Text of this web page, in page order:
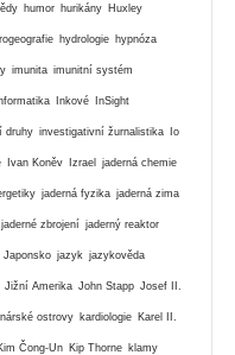
humor hurikány Huxley
hydrologie hypnóza
imunita imunitní systém
Inkové InSight
druhy investigativní žurnalistika Io
Ivan Koněv Izrael jaderná chemie
jaderná fyzika jaderná zima
jaderné zbrojení jaderný reaktor
Japonsko jazyk jazykověda
Jižní Amerika John Stapp Josef II.
ostrovy kardiologie Karel II.
Čong-Un Kip Thorne klamy